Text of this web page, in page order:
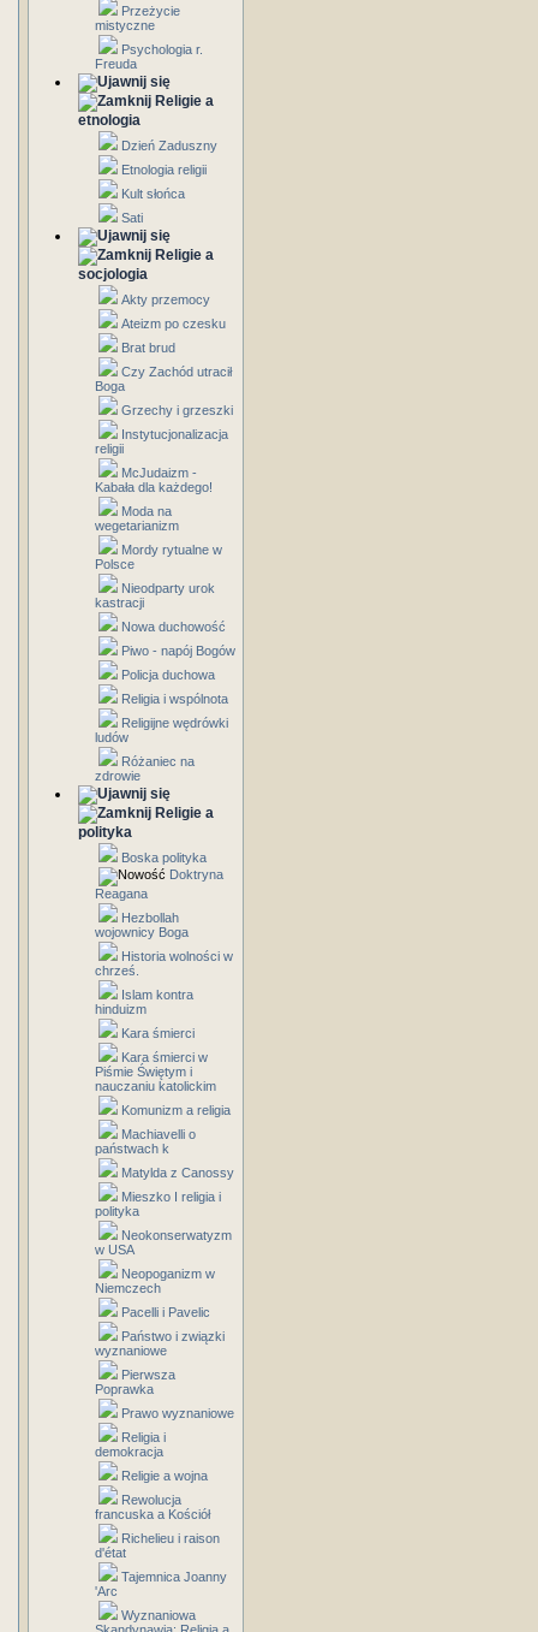
Przeżycie
mistyczne
Psychologia r.
Freuda
Religie a
etnologia
Dzień Zaduszny
Etnologia religii
Kult słońca
Sati
Religie a
socjologia
Akty przemocy
Ateizm po czesku
Brat brud
Czy Zachód utracił
Boga
Grzechy i grzeszki
Instytucjonalizacja
religii
McJudaizm -
Kabała dla każdego!
Moda na
wegetarianizm
Mordy rytualne w
Polsce
Nieodparty urok
kastracji
Nowa duchowość
Piwo - napój Bogów
Policja duchowa
Religia i wspólnota
Religijne wędrówki
ludów
Różaniec na
zdrowie
Religie a
polityka
Boska polityka
Doktryna
Reagana
Hezbollah
wojownicy Boga
Historia wolności w
chrześ.
Islam kontra
hinduizm
Kara śmierci
Kara śmierci w
Piśmie Świętym i
nauczaniu katolickim
Komunizm a religia
Machiavelli o
państwach k
Matylda z Canossy
Mieszko I religia i
polityka
Neokonserwatyzm
w USA
Neopoganizm w
Niemczech
Pacelli i Pavelic
Państwo i związki
wyznaniowe
Pierwsza
Poprawka
Prawo wyznaniowe
Religia i
demokracja
Religie a wojna
Rewolucja
francuska a Kościół
Richelieu i raison
d'état
Tajemnica Joanny
'Arc
Wyznaniowa